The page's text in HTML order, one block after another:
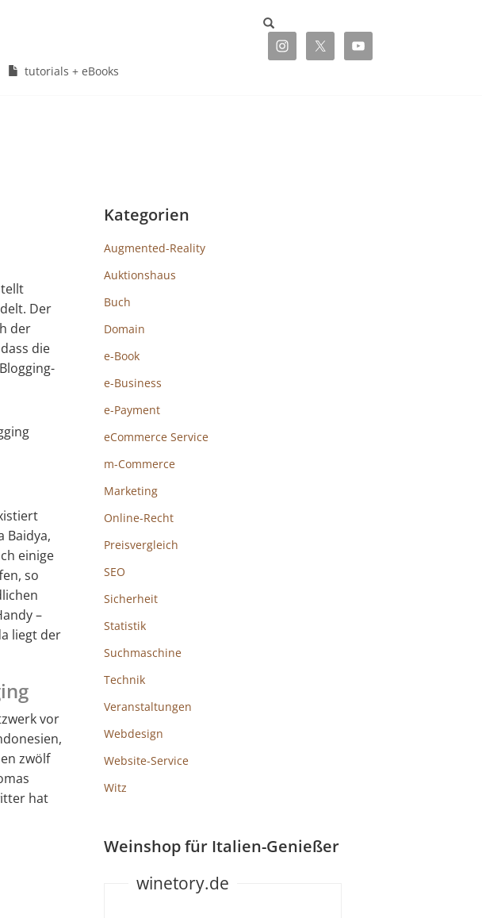
tutorials + eBooks
Der
der
die
Baidya,
einige
so
–
liegt der
vor
zwölf
hat
Kategorien
Augmented-Reality
Auktionshaus
Buch
Domain
e-Book
e-Business
e-Payment
eCommerce Service
m-Commerce
Marketing
Online-Recht
Preisvergleich
SEO
Sicherheit
Statistik
Suchmaschine
Technik
Veranstaltungen
Webdesign
Website-Service
Witz
Weinshop für Italien-Genießer
winetory.de